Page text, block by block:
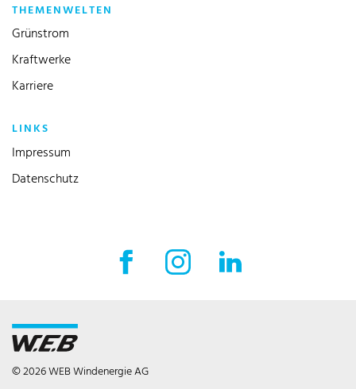
THEMENWELTEN
Grünstrom
Kraftwerke
Karriere
LINKS
Impressum
Datenschutz
Facebook Externer Link
Instagram Externer Link
© 2026 WEB Windenergie AG